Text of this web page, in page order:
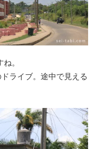
。
ライブ。途中で見える